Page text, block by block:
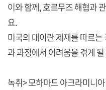
이와 함께, 호르무즈 해협과
요.
미국의 대이란 제재를 따르
과 과정에서 어려움을 겪게
녹취> 모하마드 아크라미니